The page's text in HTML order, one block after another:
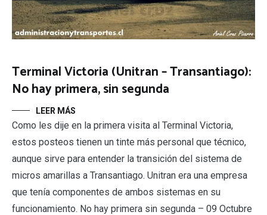
Terminal Victoria (Unitran – Transantiago):
No hay primera, sin segunda
LEER MÁS
Como les dije en la primera visita al Terminal Victoria,
estos posteos tienen un tinte más personal que técnico,
aunque sirve para entender la transición del sistema de
micros amarillas a Transantiago. Unitran era una empresa
que tenía componentes de ambos sistemas en su
funcionamiento. No hay primera sin segunda – 09 Octubre